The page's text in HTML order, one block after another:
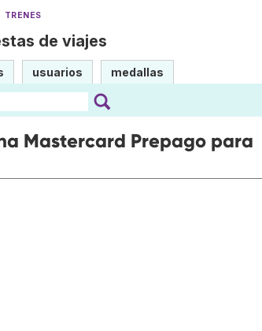
TRENES
de viajes
usuarios medallas
Mastercard Prepago para